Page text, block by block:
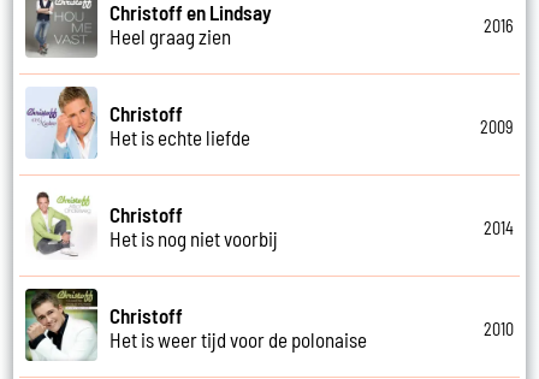
Christoff en Lindsay
Heel graag zien
2016
Christoff
Het is echte liefde
2009
Christoff
Het is nog niet voorbij
2014
Christoff
Het is weer tijd voor de polonaise
2010